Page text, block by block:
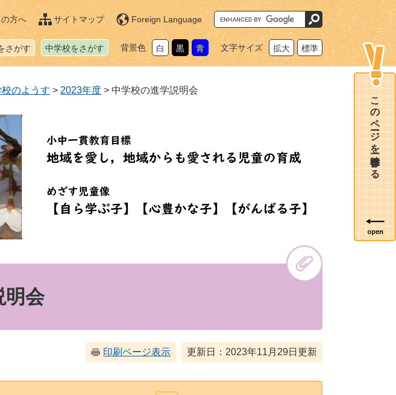
方へ サイトマップ Foreign Language
G
o
o
カ
さがす 中学校をさがす 背景色 白 黒 青 文字サイズ 拡大 標準
校のようす > 2023年度 > 中学校の進学説明会
明会
印刷ページ表示 更新日：2023年11月29日更新
このページを一時保存する